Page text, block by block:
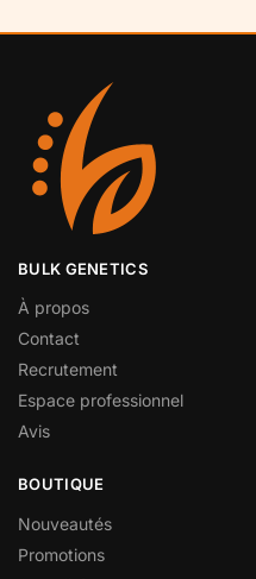
BULK GENETICS
À propos
Contact
Recrutement
Espace professionnel
Avis
BOUTIQUE
Nouveautés
Promotions